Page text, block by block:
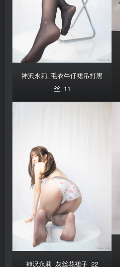
神沢永莉_毛衣牛仔裙吊打黑
丝_11
神沢永莉_灰丝花裙子_22